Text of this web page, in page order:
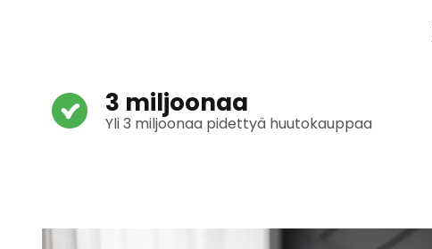
3 miljoonaa
Yli 3 miljoonaa pidettyä huutokauppaa